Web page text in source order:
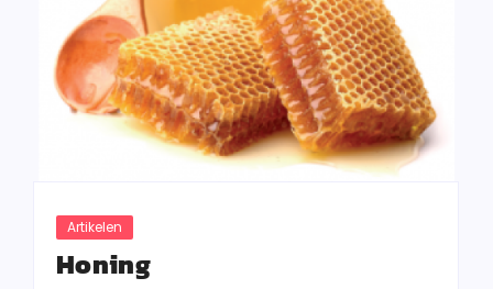
Artikelen
Honing